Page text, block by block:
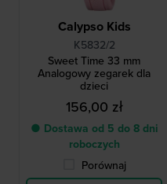
Calypso Kids
K5832/2
Sweet Time 33 mm
Analogowy zegarek dla
dzieci
156,00 zł
● Dostawa od 5 do 8 dni
roboczych
Porównaj